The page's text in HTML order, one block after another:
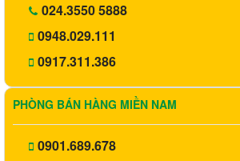
024.3550 5888
0948.029.111
0917.311.386
PHÒNG BÁN HÀNG MIỀN NAM
0901.689.678